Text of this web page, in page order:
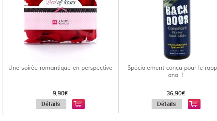
Une soirée romantique en perspective
9,90€
Spécialement conçu pour le
anal !
36,90€